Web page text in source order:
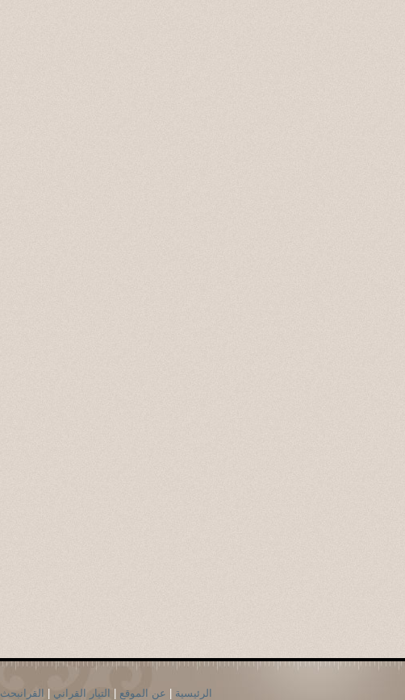
الرئيسية عن الموقع التيار القراني القرانبحث